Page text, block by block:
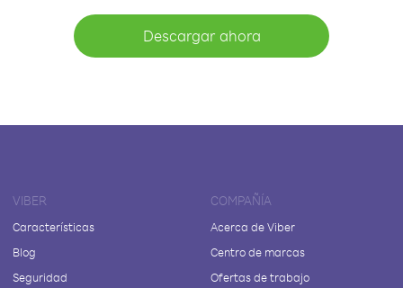
Descargar ahora
VIBER
Características
Blog
Seguridad
COMPAÑÍA
Acerca de Viber
Centro de marcas
Ofertas de trabajo